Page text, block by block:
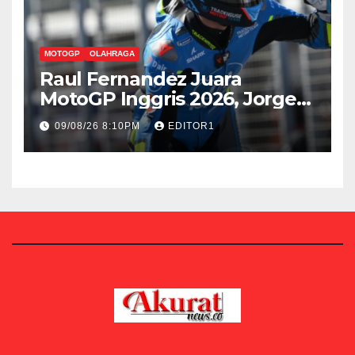
MOTOGP OLAHRAGA
Raul Fernandez Juara
MotoGP Inggris 2026, Jorge
Martin Kedua
09/08/26 8:10PM EDITOR1